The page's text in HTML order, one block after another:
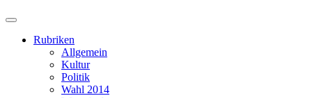
Suchfeld
ein-/ausblenden
Rubriken
Allgemein
Kultur
Politik
Wahl 2014